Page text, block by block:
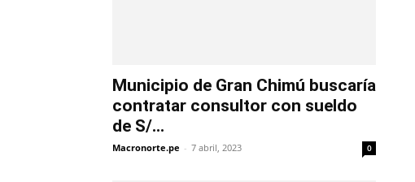
Municipio de Gran Chimú buscaría
contratar consultor con sueldo
de S/...
Macronorte.pe - 7 abril, 2023 0